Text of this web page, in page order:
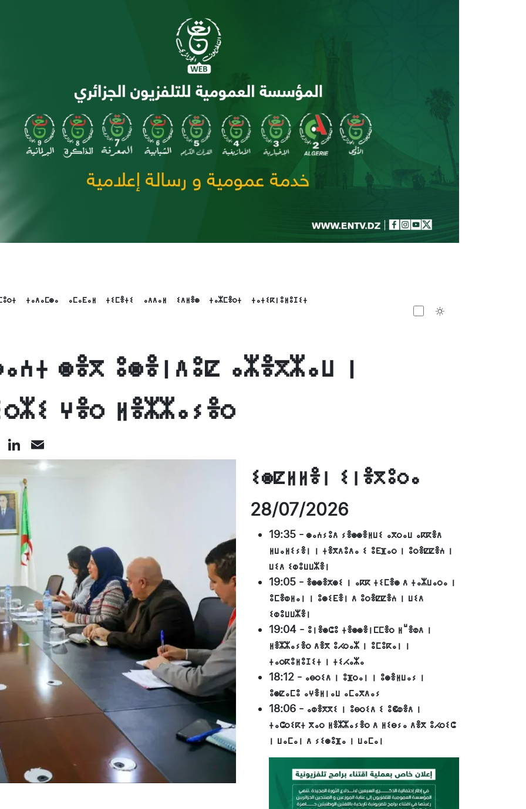
ⵜⴰⴷⴰⵎⵙⴰ ⴰⵎⴰⴹⴰⵍ ⵜⵉⵎⴻⵜⵉ ⴰⴷⴷⴰⵍ ⵉⴷⵍⴻⵙ ⵜⴰⵣⵎⴻⵔⵜ
ⵜⴰⵜⵉⴽⵏⵓⵍⵓⵊⵉⵜ
ⵙⴻⴳ ⵓⵙⴻⵏⴷⵓⵇ ⴰⵣⴻⴳⵣⴰⵡ ⵏ
ⵖⴻⵔ ⵍⴻⵣⵣⴰⵢⴻⵔ
LinkedIn
ⵉⵙⵇⵍⵍⴻⵏ ⵉⵏⴻⴳⵓⵔⴰ
28/07/2026
19:35 - ⵙⴰⵄⵢⵓⴷ ⵢⴻⵙⵙⴻⵍⵡⵉ ⴰⴳⵔⴰⵡ ⴰⴽⴽⴻⴷ
ⵍⵡⴰⵍⵉⵢⴻⵏ ⵏ ⵜⴻⴳⴷⵓⴷⴰ ⵉ ⵓⴹⴼⴰⵔ ⵏ ⵓⵔⴻⵇⵇⴻⵄ ⵏ
ⵡⵉⴷ ⵉⵀⵓⵡⵡⵣⴻⵏ
19:05 - ⴻⵙⵙⴻⵅⵙⵉ ⵏ ⴰⴽⴽ ⵜⵉⵎⴻⵙ ⴷ ⵜⴰⵣⵡⴰⵔⴰ ⵏ
ⵓⵎⴻⵀⵍⴰⵏ ⵏ ⵓⵙⵉⴹⴻⵏ ⴷ ⵓⵔⴻⵇⵇⴻⵄ ⵏ ⵡⵉⴷ
ⵉⵀⵓⵡⵡⵣⴻⵏ
19:04 - ⵓⵏⴻⵙⵛⵓ ⵜⴻⵙⵙⴻⵏⵎⵎⴻⵔ ⵍⵯⴻⵀⴷ ⵏ
ⵍⴻⵣⵣⴰⵢⴻⵔ ⴷⴻⴳ ⵓⵃⵔⴰⵣ ⵏ ⵓⵎⵓⴽⴰⵏ ⵏ
ⵜⴰⵔⴽⵓⵍⵓⵊⵉⵜ ⵏ ⵜⵉⵃⴰⵣⴰ
18:12 - ⴰⴱⵔⵉⴷ ⵏ ⵓⴼⵔⴰⵏ ⵏ ⵓⵙⴻⵍⵡⴰⵢ ⵏ
ⵓⵙⵇⴰⵎⵓ ⴰⵖⴻⵍⵏⴰⵡ ⴰⵎⴰⴳⴷⴰⵢ
18:06 - ⴰⵀⴻⴳⴳⵉ ⵏ ⵓⴱⵔⵉⴷ ⵉ ⵓⵞⵀⴻⴷ ⵏ
ⵜⴰⵛⵔⵉⴽⵜ ⴳⴰⵔ ⵍⴻⵣⵣⴰⵢⴻⵔ ⴷ ⵍⵉⴱⵢⴰ ⴷⴻⴳ ⵓⵃⵔⵉⵛ
ⵏ ⵡⴰⵎⴰⵏ ⴷ ⵢⵉⵙⵓⴼⴰ ⵏ ⵡⴰⵎⴰⵏ